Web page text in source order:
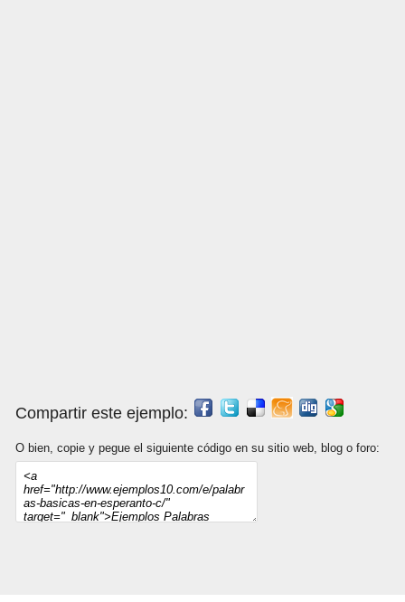
Compartir este ejemplo:
O bien, copie y pegue el siguiente código en su sitio web, blog o foro: